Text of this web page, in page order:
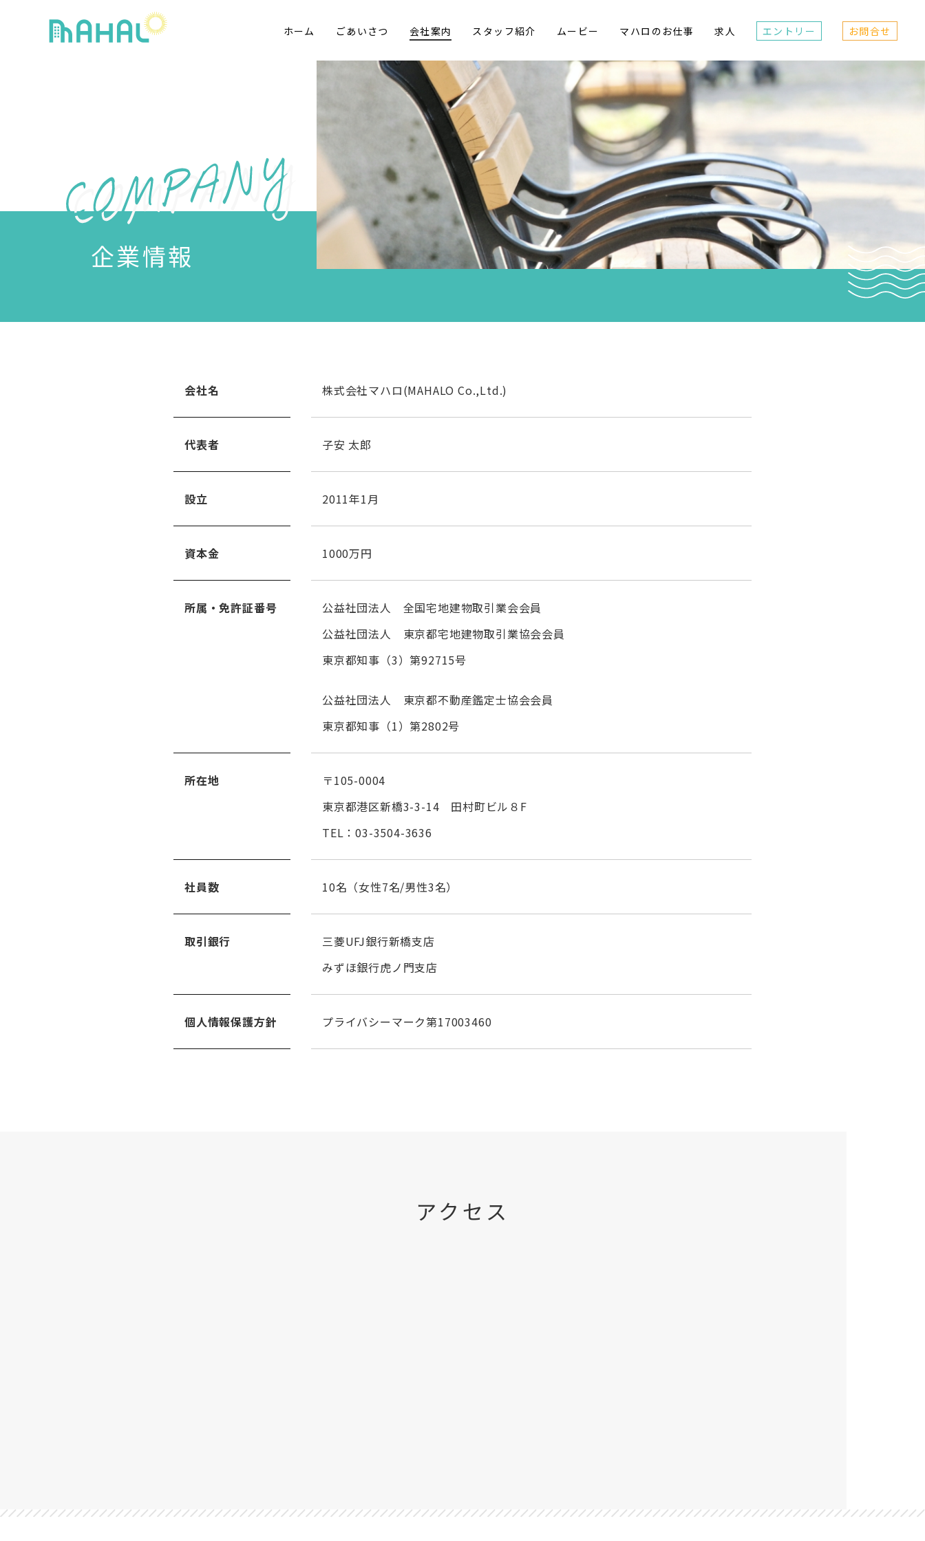
ホーム ごあいさつ 会社案内 スタッフ紹介 ムービー マハロのお仕事 求人 エントリー お問合せ
企業情報
会社名 株式会社マハロ(MAHALO Co.,Ltd.)
代表者 子安 太郎
設立 2011年1月
資本金 1000万円
所属・免許証番号
公益社団法人 全国宅地建物取引業会会員
公益社団法人 東京都宅地建物取引業協会会員
東京都知事（3）第92715号
公益社団法人 東京都不動産鑑定士協会会員
東京都知事（1）第2802号
所在地
〒105-0004
東京都港区新橋3-3-14 田村町ビル８F
TEL：03-3504-3636
社員数 10名（女性7名/男性3名）
取引銀行
三菱UFJ銀行新橋支店
みずほ銀行虎ノ門支店
個人情報保護方針 プライバシーマーク第17003460
アクセス